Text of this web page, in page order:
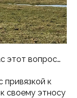
этот вопрос…
привязкой к
своему этносу